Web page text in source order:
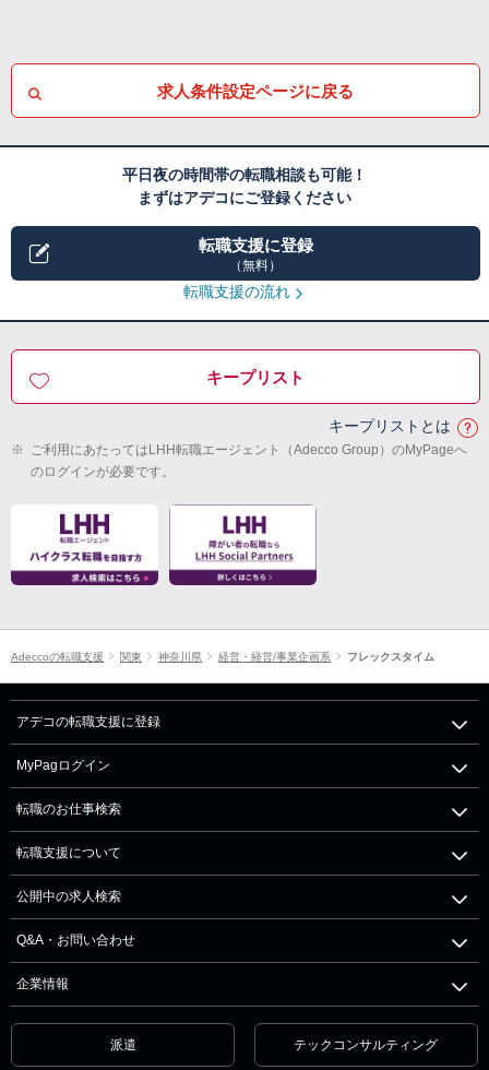
求人条件設定ページに戻る
平日夜の時間帯の転職相談も可能！
まずはアデコにご登録ください
転職支援に登録
（無料）
転職支援の流れ
キープリスト
キープリストとは
※ ご利用にあたってはLHH転職エージェント（Adecco Group）のMyPageへ
のログインが必要です。
Adeccoの転職支援 関東 神奈川県 経営・経営/事業企画系 フレックスタイム
アデコの転職支援に登録
MyPagログイン
転職のお仕事検索
転職支援について
公開中の求人検索
Q&A・お問い合わせ
企業情報
派遣 テックコンサルティング